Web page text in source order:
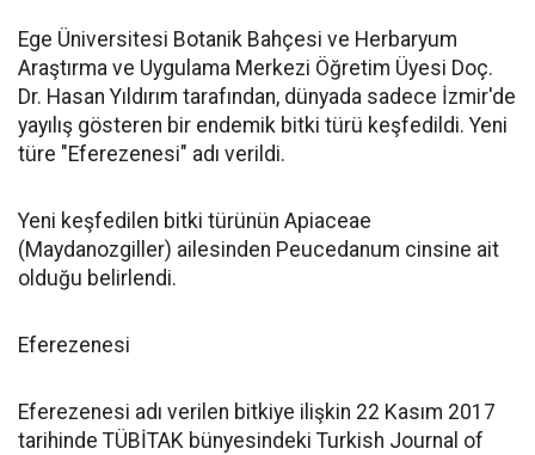
Ege Üniversitesi Botanik Bahçesi ve Herbaryum
Araştırma ve Uygulama Merkezi Öğretim Üyesi Doç.
Dr. Hasan Yıldırım tarafından, dünyada sadece İzmir'de
yayılış gösteren bir endemik bitki türü keşfedildi. Yeni
türe "Eferezenesi" adı verildi.
Yeni keşfedilen bitki türünün Apiaceae
(Maydanozgiller) ailesinden Peucedanum cinsine ait
olduğu belirlendi.
Eferezenesi
Eferezenesi adı verilen bitkiye ilişkin 22 Kasım 2017
tarihinde TÜBİTAK bünyesindeki Turkish Journal of